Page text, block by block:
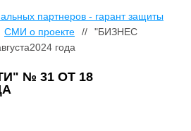
партнеров - гарант защиты
СМИ о проекте //
"БИЗНЕС
года
№ 31 ОТ 18